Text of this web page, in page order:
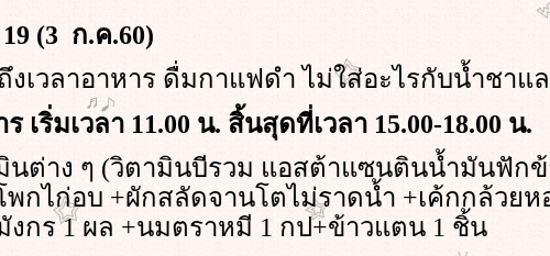
(3 ก.ค.60)
งเวลาอาหาร ดื่มกาแฟดำ ไม่ใส่อะไรกับน้ำชาแ
เริ่มเวลา 11.00 น. สิ้นสุดที่เวลา 15.00-18.00 น.
นต่าง ๆ (วิตามินบีรวม แอสต้าแซนตินน้ำมันฟักข้
พกไก่อบ +ผักสลัดจานโตไม่ราดน้ำ +เค้กกล้วยห
กร 1 ผล +นมตราหมี 1 กป+ข้าวแตน 1 ชิ้น